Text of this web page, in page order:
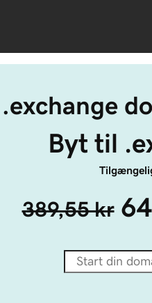
.exchange
Byt til
389,55 kr